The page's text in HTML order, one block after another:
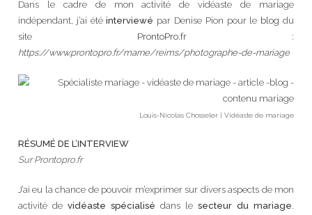
Dans le cadre de mon activité de vidéaste de mariage
indépendant, j’ai étéinterviewé par Denise Pion pour le blog du
site ProntoPro.fr :
https://www.prontopro.fr/marne/reims/photographe-de-mariage
Louis-Nicolas Chosseler | Vidéaste de mariage
RÉSUMÉ DE L’INTERVIEW
Sur Prontopro.fr
J’ai eu la chance de pouvoir m’exprimer sur divers aspects de mon
activité de vidéaste spécialisé dans le secteur du mariage